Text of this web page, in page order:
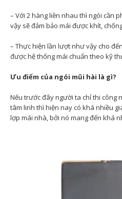
– Với 2 hàng liền nhau thì ngói cần
vậy sẽ đảm bảo mái được khít,
– Thực hiện lần lượt như vậy cho
được hệ thống mái chuẩn theo kỹ
Ưu điểm của ngói mũi hài là gì?
Nếu trước đây người ta chỉ thi công
tâm linh thì hiện nay có khá nhiều
lợp mái nhà, bởi nó mang đến khá